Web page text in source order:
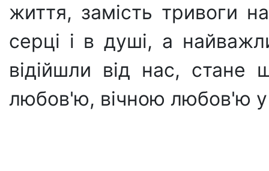
життя, замість тривоги
серці i в душі, а
відійшли від нас,
любов'ю, вічною любов'ю